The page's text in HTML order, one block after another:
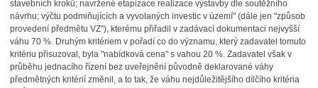
stavebních kroků; navržené etapizace realizace výstavby dle soutěžního
návrhu; výčtu podmiňujících a vyvolaných investic v území" (dále jen "způsob
provedení předmětu VZ"), kterému přiřadil v zadávací dokumentaci nejvyšší
váhu 70 %. Druhým kritériem v pořadí co do významu, který zadavatel tomuto
kritériu přisuzoval, byla "nabídková cena" s vahou 20 %. Zadavatel však v
průběhu jednacího řízení bez uveřejnění původně deklarované váhy
předmětných kritérií změnil, a to tak, že váhu nejdůležitějšího dílčího kritéria